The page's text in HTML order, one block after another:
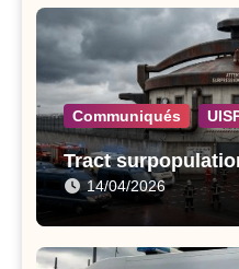
Communiqués
Tract
14/04/2026